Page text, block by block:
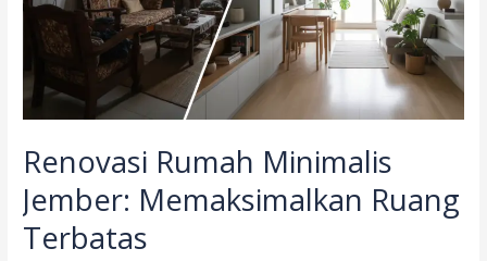
Renovasi Rumah Minimalis
Jember: Memaksimalkan Ruang
Terbatas